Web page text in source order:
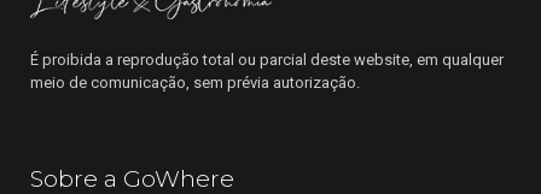
É proibida a reprodução total ou parcial deste website, em qualquer
meio de comunicação, sem prévia autorização.
Sobre a GoWhere